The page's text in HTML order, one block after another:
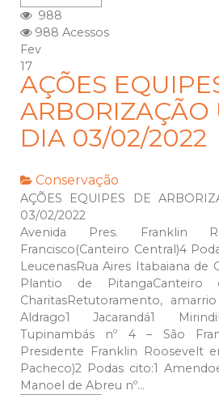
988
988 Acessos
Fev
17
AÇÕES
ARBORIZAÇÃO
DIA 03/02/2022
Conservação
AÇÕES EQUIPES DE
03/02/2022
Avenida Pres. Franklin
Francisco(Canteiro Central)4
LeucenasRua Aires Itabaiana de
Plantio de
CharitasRetutoramento,
Aldrago1 Jacarandá1
Tupinambás nº 4 – São
Presidente Franklin Roosevelt
Pacheco)2 Podas cito:1
Manoel de Abreu nº...